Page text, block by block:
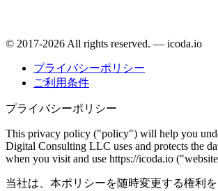
© 2017-2026 All rights reserved. — icoda.io
プライバシーポリシー
ご利用条件
プライバシーポリシー
This privacy policy ("policy") will help you
Digital Consulting LLC uses and protects the
when you visit and use https://icoda.io
当社は、本ポリシーを随時変更する権利